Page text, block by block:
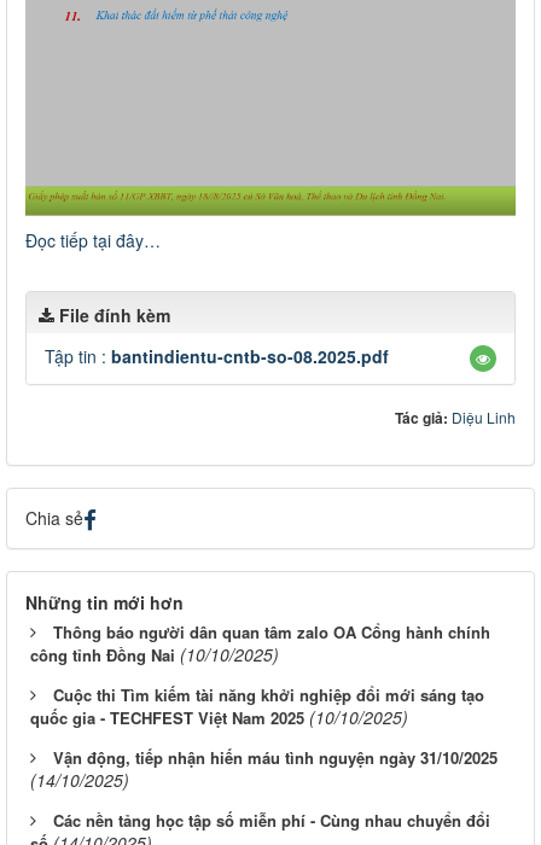
Đọc tiếp tại đây…
File đính kèm
Tập tin : bantindientu-cntb-so-08.2025.pdf
Tác giả: Diệu Linh
Chia sẻ
Những tin mới hơn
Thông báo người dân quan tâm zalo OA Cổng hành chính
công tỉnh Đồng Nai (10/10/2025)
Cuộc thi Tìm kiếm tài năng khởi nghiệp đổi mới sáng tạo
quốc gia - TECHFEST Việt Nam 2025 (10/10/2025)
Vận động, tiếp nhận hiến máu tình nguyện ngày 31/10/2025
(14/10/2025)
Các nền tảng học tập số miễn phí - Cùng nhau chuyển đổi